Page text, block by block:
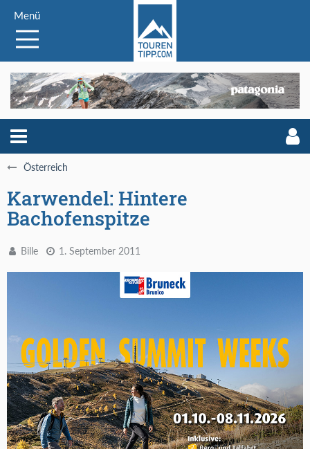
Menü
Österreich
Karwendel: Hintere
Bachofenspitze
Bille 1. September 2011